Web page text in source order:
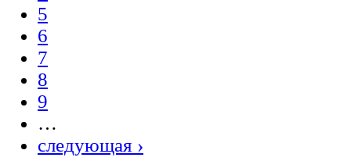
5
6
7
8
9
…
следующая ›